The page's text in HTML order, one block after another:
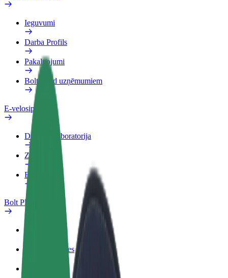
Ieguvumi
Darba Profils
Pakalpojumi
Bolt Food uzņēmumiem
E-velosipēdi
Drošības laboratorija
Ziņot
BUJ
Bolt Plus
Kā pievienoties